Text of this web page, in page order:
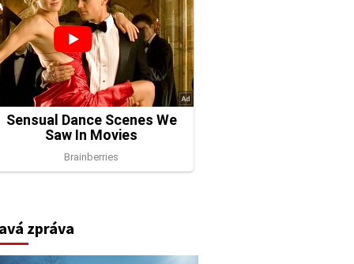
zpráva